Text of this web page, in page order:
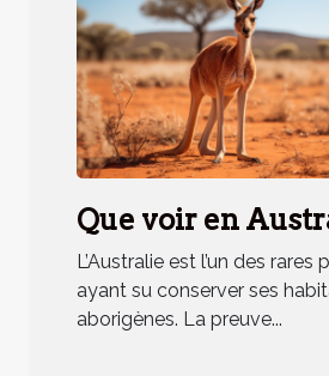
Que voir en
L’Australie est l’un des
ayant su conserver ses
aborigènes. La preuve...